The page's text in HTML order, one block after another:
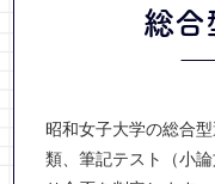
総合
昭和女子大学の総合
類、筆記テスト（小